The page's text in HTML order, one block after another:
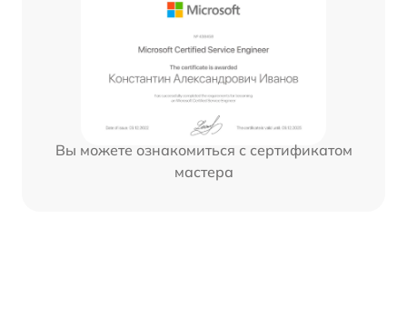
Вы можете ознакомиться с сертификатом
мастера